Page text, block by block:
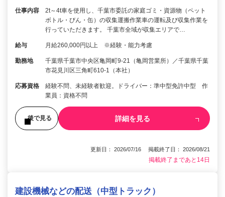
仕事内容
2t～4t車を使用し、千葉市委託の家庭ゴミ・資源物（ペット
ボトル・びん・缶）の収集運搬作業車の運転及び収集作業を
行っていただきます。 千葉市全域が収集エリアで…
給与 月給260,000円以上 ※経験・能力考慮
勤務地
千葉県千葉市中央区亀岡町9-21（亀岡営業所）／千葉県千葉
市花見川区三角町610-1（本社）
応募資格
経験不問、未経験者歓迎。ドライバー：準中型免許中型 作
業員：資格不問
後で見る 詳細を見る
更新日： 2026/07/16 掲載終了日： 2026/08/21
掲載終了まであと14日
建設機械などの配送（中型トラック）